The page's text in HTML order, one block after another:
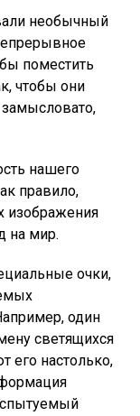
необычный
поместить
чтобы они
замысловато,
нашего
правило,
изображения
на мир.
очки,
один
светящихся
его настолько,